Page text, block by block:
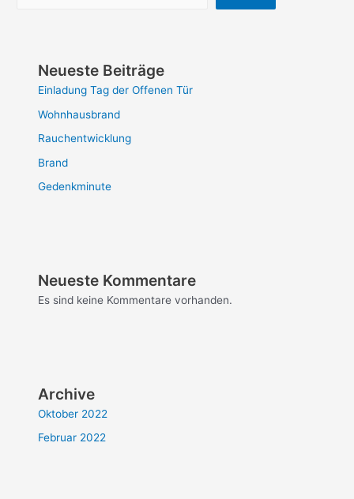
Neueste Beiträge
Einladung Tag der Offenen Tür
Wohnhausbrand
Rauchentwicklung
Brand
Gedenkminute
Neueste Kommentare
Es sind keine Kommentare vorhanden.
Archive
Oktober 2022
Februar 2022